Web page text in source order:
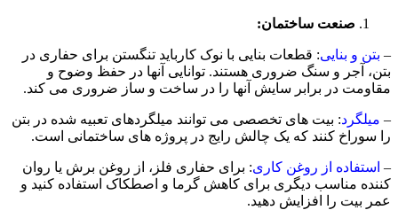
صنعت ساختمان:
– بتن و بنایی: قطعات بنایی با نوک کارباید تنگستن برای حفاری در
بتن، آجر و سنگ ضروری هستند. توانایی آنها در حفظ وضوح و
مقاومت در برابر سایش آنها را در ساخت و ساز ضروری می کند.
– میلگرد: بیت های تخصصی می توانند میلگردهای تعبیه شده در بتن
را سوراخ کنند که یک چالش رایج در پروژه های ساختمانی است.
– استفاده از روغن کاری: برای حفاری فلز، از روغن برش یا روان
کننده مناسب دیگری برای کاهش گرما و اصطکاک استفاده کنید و
عمر بیت را افزایش دهید.